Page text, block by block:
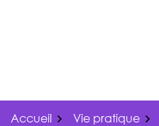
Accueil Vie pratique